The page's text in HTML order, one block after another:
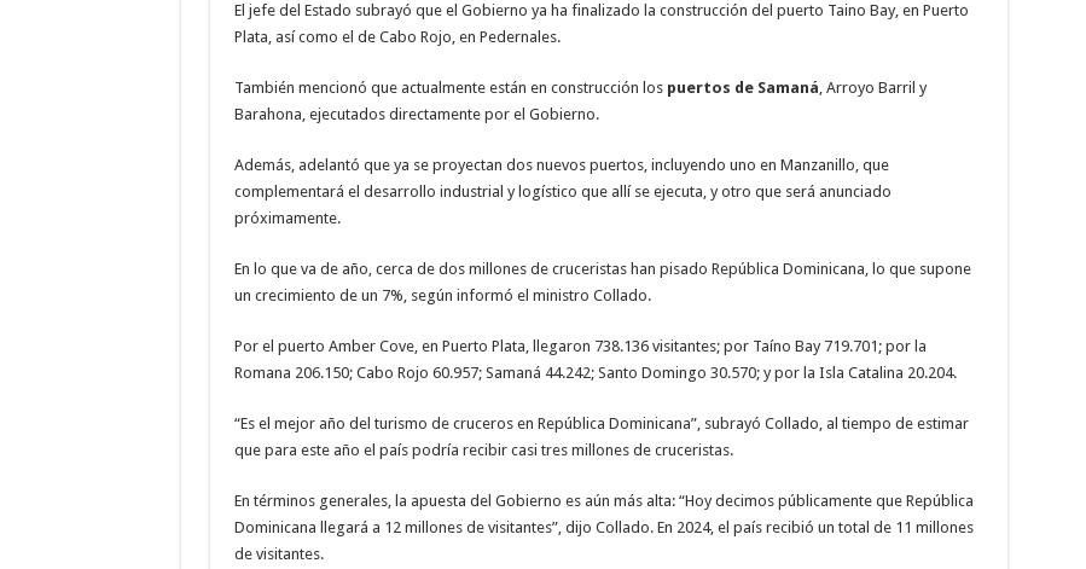
El jefe del Estado subrayó que el Gobierno ya ha finalizado la construcción del puerto Taino Bay, en Puerto
Plata, así como el de Cabo Rojo, en Pedernales.
También mencionó que actualmente están en construcción los puertos de Samaná, Arroyo Barril y
Barahona, ejecutados directamente por el Gobierno.
Además, adelantó que ya se proyectan dos nuevos puertos, incluyendo uno en Manzanillo, que
complementará el desarrollo industrial y logístico que allí se ejecuta, y otro que será anunciado
próximamente.
En lo que va de año, cerca de dos millones de cruceristas han pisado República Dominicana, lo que supone
un crecimiento de un 7%, según informó el ministro Collado.
Por el puerto Amber Cove, en Puerto Plata, llegaron 738.136 visitantes; por Taíno Bay 719.701; por la
Romana 206.150; Cabo Rojo 60.957; Samaná 44.242; Santo Domingo 30.570; y por la Isla Catalina 20.204.
“Es el mejor año del turismo de cruceros en República Dominicana”, subrayó Collado, al tiempo de estimar
que para este año el país podría recibir casi tres millones de cruceristas.
En términos generales, la apuesta del Gobierno es aún más alta: “Hoy decimos públicamente que República
Dominicana llegará a 12 millones de visitantes”, dijo Collado. En 2024, el país recibió un total de 11 millones
de visitantes.